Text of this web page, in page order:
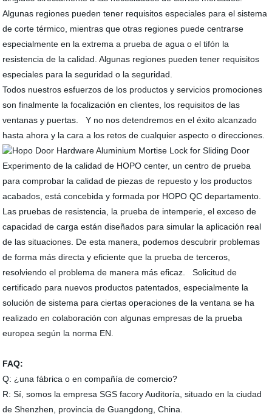
Algunas regiones pueden tener requisitos especiales para el sistema
de corte térmico, mientras que otras regiones puede centrarse
especialmente en la extrema a prueba de agua o el tifón la
resistencia de la calidad. Algunas regiones pueden tener requisitos
especiales para la seguridad o la seguridad.
Todos nuestros esfuerzos de los productos y servicios promociones
son finalmente la focalización en clientes, los requisitos de las
ventanas y puertas. Y no nos detendremos en el éxito alcanzado
hasta ahora y la cara a los retos de cualquier aspecto o direcciones.
Experimento de la calidad de HOPO center, un centro de prueba
para comprobar la calidad de piezas de repuesto y los productos
acabados, está concebida y formada por HOPO QC departamento.
Las pruebas de resistencia, la prueba de intemperie, el exceso de
capacidad de carga están diseñados para simular la aplicación real
de las situaciones. De esta manera, podemos descubrir problemas
de forma más directa y eficiente que la prueba de terceros,
resolviendo el problema de manera más eficaz. Solicitud de
certificado para nuevos productos patentados, especialmente la
solución de sistema para ciertas operaciones de la ventana se ha
realizado en colaboración con algunas empresas de la prueba
europea según la norma EN.
FAQ:
Q: ¿una fábrica o en compañía de comercio?
R: Sí, somos la empresa SGS facory Auditoría, situado en la ciudad
de Shenzhen, provincia de Guangdong, China.